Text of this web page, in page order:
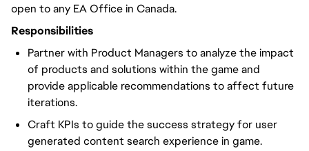
open to any EA Office in Canada.
Responsibilities
Partner with Product Managers to analyze the impact
of products and solutions within the game and
provide applicable recommendations to affect future
iterations.
Craft KPIs to guide the success strategy for user
generated content search experience in game.